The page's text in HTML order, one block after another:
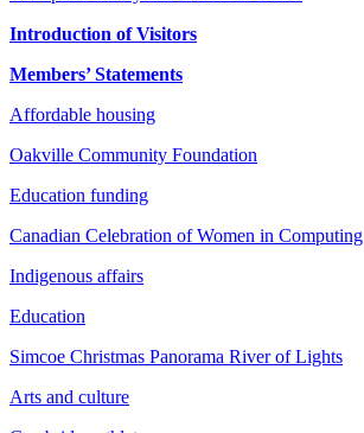
Introduction of Visitors
Members’ Statements
Affordable housing
Oakville Community Foundation
Education funding
Canadian Celebration of Women in Computing
Indigenous affairs
Education
Simcoe Christmas Panorama River of Lights
Arts and culture